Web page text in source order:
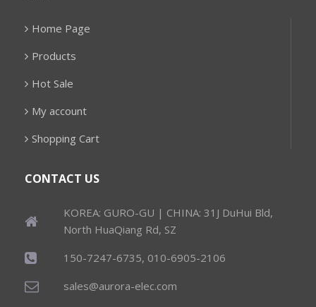
Home Page
Products
Hot Sale
My account
Shopping Cart
CONTACT US
KOREA: GURO-GU | CHINA: 31J DuHui Bld,
North HuaQiang Rd, SZ
150-7247-6735, 010-6905-2106
sales@aurora-elec.com